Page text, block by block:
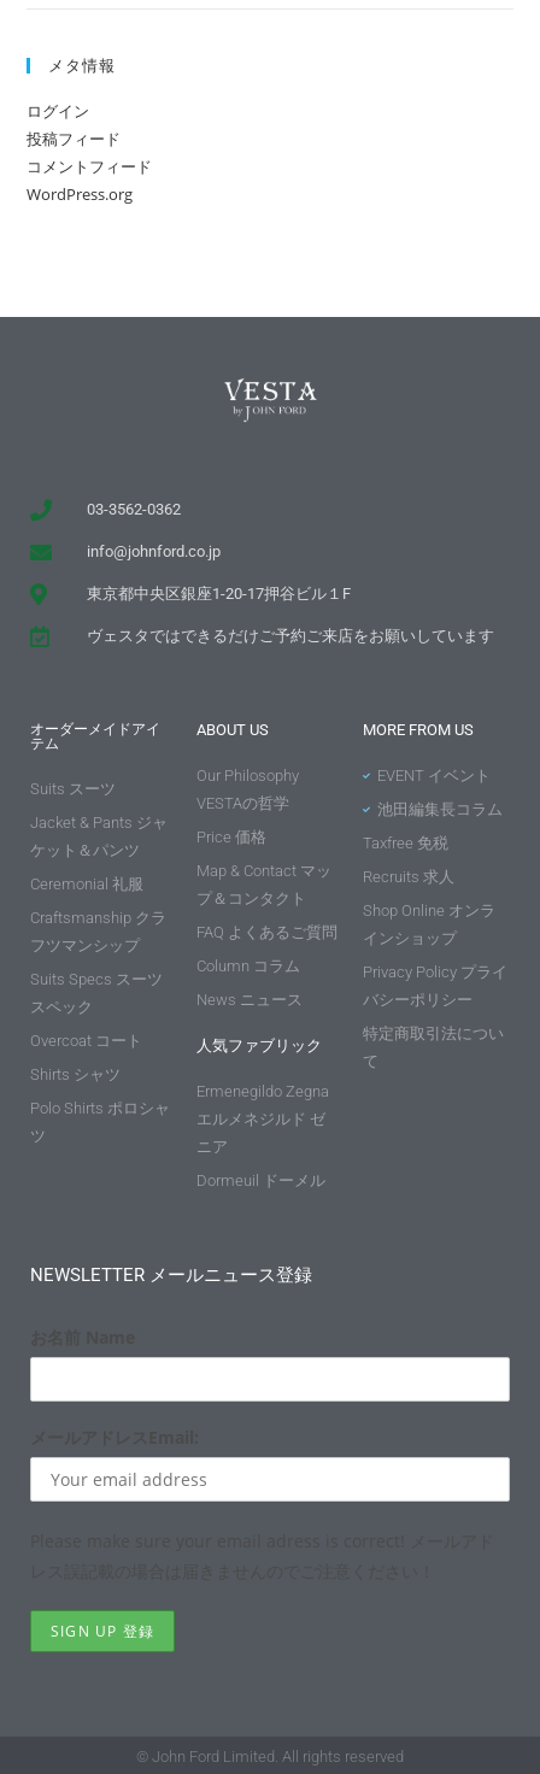
メタ情報
ログイン
投稿フィード
コメントフィード
WordPress.org
03-3562-0362
info@johnford.co.jp
東京都中央区銀座1-20-17押谷ビル１F
ヴェスタではできるだけご予約ご来店をお願いしています
オーダーメイドアイ
テム
Suits スーツ
Jacket & Pants ジャ
ケット＆パンツ
Ceremonial 礼服
Craftsmanship クラ
フツマンシップ
Suits Specs スーツ
スペック
Overcoat コート
Shirts シャツ
Polo Shirts ポロシャ
ツ
ABOUT US
Our Philosophy
VESTAの哲学
Price 価格
Map & Contact マッ
プ＆コンタクト
FAQ よくあるご質問
Column コラム
News ニュース
人気ファブリック
Ermenegildo Zegna
エルメネジルド ゼ
ニア
Dormeuil ドーメル
MORE FROM US
EVENT イベント
池田編集長コラム
Taxfree 免税
Recruits 求人
Shop Online オンラ
インショップ
Privacy Policy プライ
バシーポリシー
特定商取引法につい
て
NEWSLETTER メールニュース登録
© John Ford Limited. All rights reserved